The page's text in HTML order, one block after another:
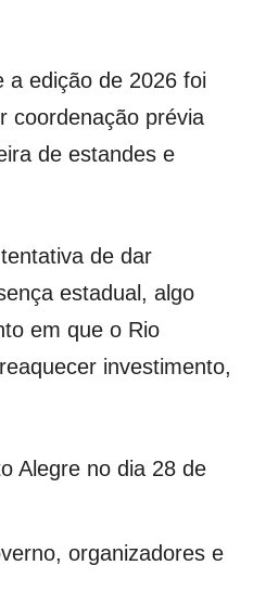
a edição de 2026 foi
coordenação prévia
de estandes e
de dar
estadual, algo
em que o Rio
investimento,
Alegre no dia 28 de
organizadores e